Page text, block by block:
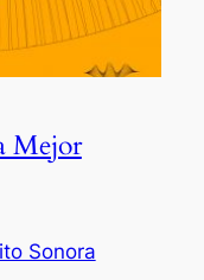
Mejor
Sonora